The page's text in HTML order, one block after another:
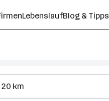
LebenslaufBlog & Tipps